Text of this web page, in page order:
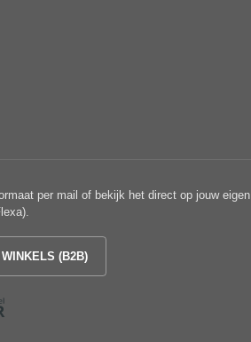
per mail of bekijk het direct op jouw eigen
(B2B)